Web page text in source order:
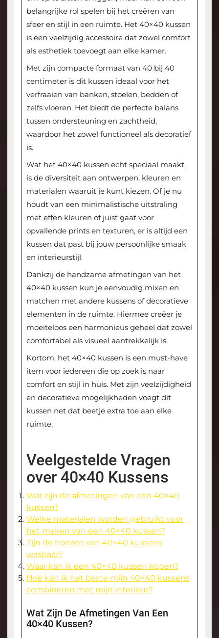
belangrijke rol spelen bij het creëren van
sfeer en stijl in een ruimte. Het 40×40 kussen
is een veelzijdig accessoire dat zowel comfort
als esthetiek toevoegt aan elke kamer.
Met zijn compacte formaat van 40 bij 40
centimeter is dit kussen ideaal voor het
verfraaien van banken, stoelen, bedden of
zelfs vloeren. Het biedt de perfecte balans
tussen ondersteuning en zachtheid,
waardoor het zowel functioneel als decoratief
is.
Wat het 40×40 kussen echt speciaal maakt,
is de diversiteit aan ontwerpen, kleuren en
materialen waaruit je kunt kiezen. Of je nu
houdt van een minimalistische uitstraling
met effen kleuren of juist gaat voor
opvallende prints en texturen, er is altijd een
kussen dat past bij jouw persoonlijke smaak
en interieurstijl.
Dankzij de handzame afmetingen van het
40×40 kussen kun je eenvoudig mixen en
matchen met andere kussens of decoratieve
elementen in de ruimte. Hiermee creëer je
moeiteloos een harmonieus geheel dat zowel
comfortabel als visueel aantrekkelijk is.
Kortom, het 40×40 kussen is een must-have
item voor iedereen die op zoek is naar
comfort en stijl in huis. Met zijn veelzijdigheid
en decoratieve mogelijkheden voegt dit
kussen net dat beetje extra toe aan elke
ruimte.
Veelgestelde Vragen
over 40×40 Kussens
Wat zijn de afmetingen van een 40×40
kussen?
Welke materialen worden gebruikt voor
het maken van een 40×40 kussen?
Zijn de hoezen van 40×40 kussens
wasbaar?
Waar kan ik een 40×40 kussen kopen?
Hoe kan ik het beste mijn 40×40 kussens
combineren met mijn interieur?
Wat Zijn De Afmetingen Van Een
40×40 Kussen?